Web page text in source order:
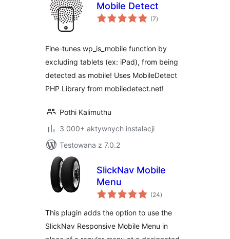
Mobile Detect
(7wszystkich
ocen
)
Fine-tunes wp_is_mobile function by
excluding tablets (ex: iPad), from being
detected as mobile! Uses MobileDetect
PHP Library from mobiledetect.net!
Pothi Kalimuthu
3 000+ aktywnych instalacji
Testowana z 7.0.2
SlickNav Mobile
Menu
(24wszystkich
ocen
)
This plugin adds the option to use the
SlickNav Responsive Mobile Menu in